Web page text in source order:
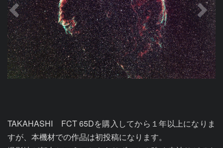
TAKAHASHI　FCT 65Dを購入してから１年以上になりま
すが、本機材での作品は初投稿になります。